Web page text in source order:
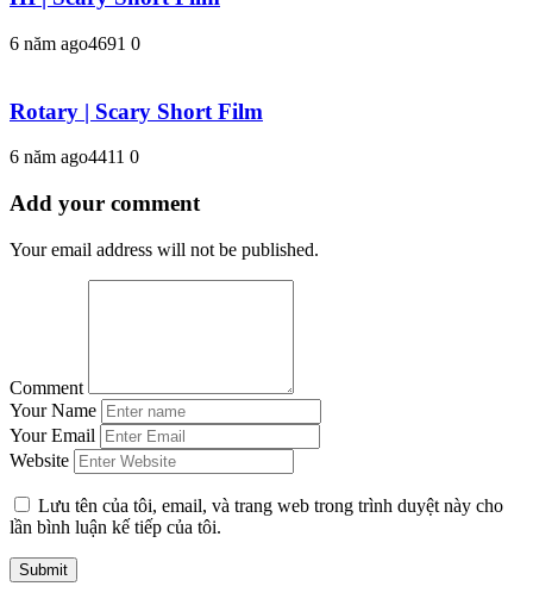
6 năm ago4691 0
Rotary | Scary Short Film
6 năm ago4411 0
Add your comment
Your email address will not be published.
Comment
Your Name
Your Email
Website
Lưu tên của tôi, email, và trang web trong trình duyệt này cho
lần bình luận kế tiếp của tôi.